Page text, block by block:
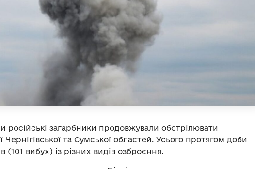
російські загарбники продовжували обстрілювати
Чернігівської та Сумської областей. Усього протягом доби
(101 вибух) із різних видів озброєння.